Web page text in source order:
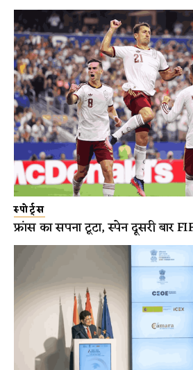
स्पोर्ट्स
फ्रांस का सपना टूटा, स्पेन दूसरी बार